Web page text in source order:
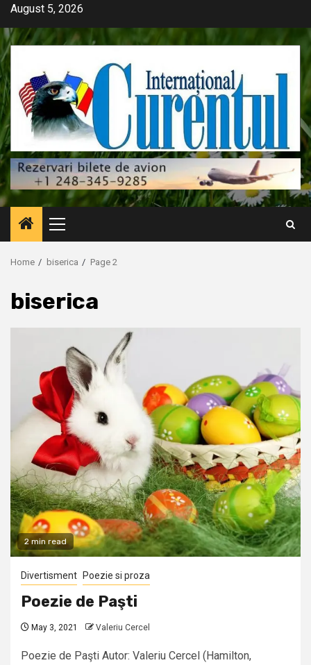
Skip
content
August 5, 2026
Primary
Menu
Home biserica Page 2
biserica
2 min read
Divertisment Poezie si proza
Poezie de Paşti
May 3, 2021 Valeriu Cercel
Poezie de Paşti Autor: Valeriu Cercel (Hamilton,